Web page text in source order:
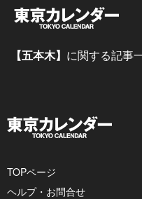
グ
【五本木】 に関する記事
TOPページ
ヘルプ・お問合せ